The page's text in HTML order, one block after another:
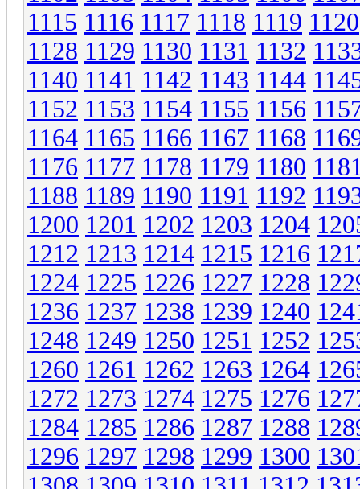
1115 1116 1117 1118 1119 1120
1128 1129 1130 1131 1132
1140 1141 1142 1143 1144
1152 1153 1154 1155 1156
1164 1165 1166 1167 1168
1176 1177 1178 1179 1180
1188 1189 1190 1191 1192
1200 1201 1202 1203 1204
1212 1213 1214 1215 1216
1224 1225 1226 1227 1228
1236 1237 1238 1239 1240
1248 1249 1250 1251 1252
1260 1261 1262 1263 1264
1272 1273 1274 1275 1276
1284 1285 1286 1287 1288
1296 1297 1298 1299 1300